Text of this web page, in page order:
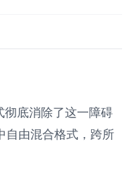
彻底消除了这一障碍
自由混合格式，跨所